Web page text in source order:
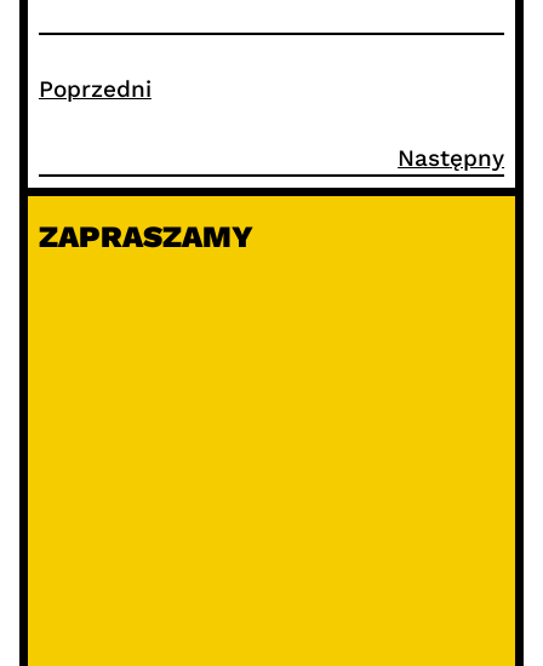
Poprzedni
Następny
ZAPRASZAMY